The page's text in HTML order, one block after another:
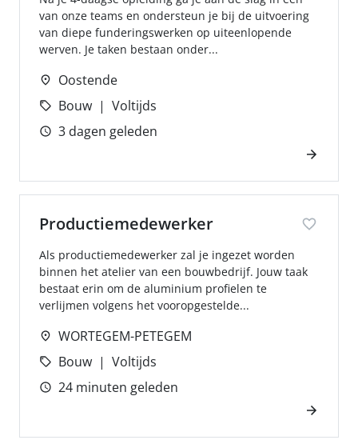
van onze teams en ondersteun je bij de uitvoering
van diepe funderingswerken op uiteenlopende
werven. Je taken bestaan onder...
Oostende
Bouw
Voltijds
3 dagen geleden
Productiemedewerker
Als productiemedewerker zal je ingezet worden
binnen het atelier van een bouwbedrijf. Jouw taak
bestaat erin om de aluminium profielen te
verlijmen volgens het vooropgestelde...
WORTEGEM-PETEGEM
Bouw
Voltijds
24 minuten geleden